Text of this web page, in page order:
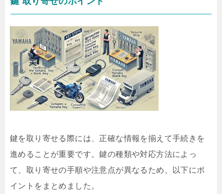
鍵を取り寄せる際には、正確な情報を揃えて手続きを
進めることが重要です。鍵の種類や対応方法によっ
て、取り寄せの手順や注意点が異なるため、以下にポ
イントをまとめました。